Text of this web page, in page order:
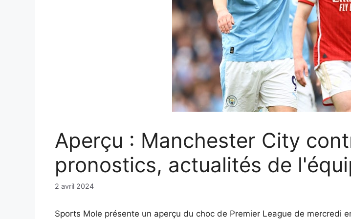
Aperçu : Manchester City
pronostics, actualités de
2 avril 2024
Sports Mole présente un aperçu du choc de Premier League de mercredi